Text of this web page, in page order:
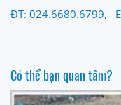
ĐT: 024.6680.6799,
Có thể bạn quan tâm?